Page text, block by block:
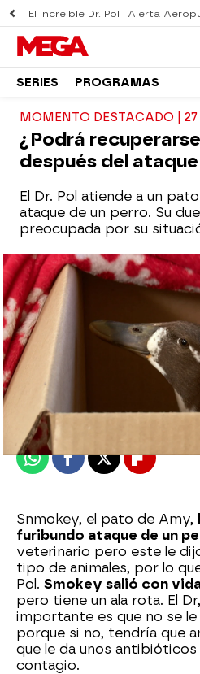
El increíble Dr. Pol Alerta
SERIES PROGRAMAS
MOMENTO DESTACADO | 27
¿Podrá
después del
El Dr. Pol atiende a un
ataque de un perro. Su
preocupada por su
mega
Publicado: 27 de septiembre
WhatsappFacebook
X Flipboard
Snmokey, el pato de Amy,
furibundo ataque de un
veterinario pero este le
tipo de animales, por lo
Pol. Smokey salió con
pero tiene un ala rota. El
importante es que no se
porque si no, tendría que
que le da unos antibióticos
contagio.